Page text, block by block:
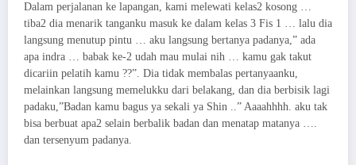
Dalam perjalanan ke lapangan, kami melewati kelas2 kosong …
tiba2 dia menarik tanganku masuk ke dalam kelas 3 Fis 1 … lalu dia
langsung menutup pintu … aku langsung bertanya padanya,” ada
apa indra … babak ke-2 udah mau mulai nih … kamu gak takut
dicariin pelatih kamu ??”. Dia tidak membalas pertanyaanku,
melainkan langsung memelukku dari belakang, dan dia berbisik lagi
padaku,”Badan kamu bagus ya sekali ya Shin ..” Aaaahhhh. aku tak
bisa berbuat apa2 selain berbalik badan dan menatap matanya ….
dan tersenyum padanya.